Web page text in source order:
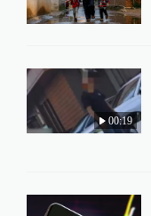
00:19